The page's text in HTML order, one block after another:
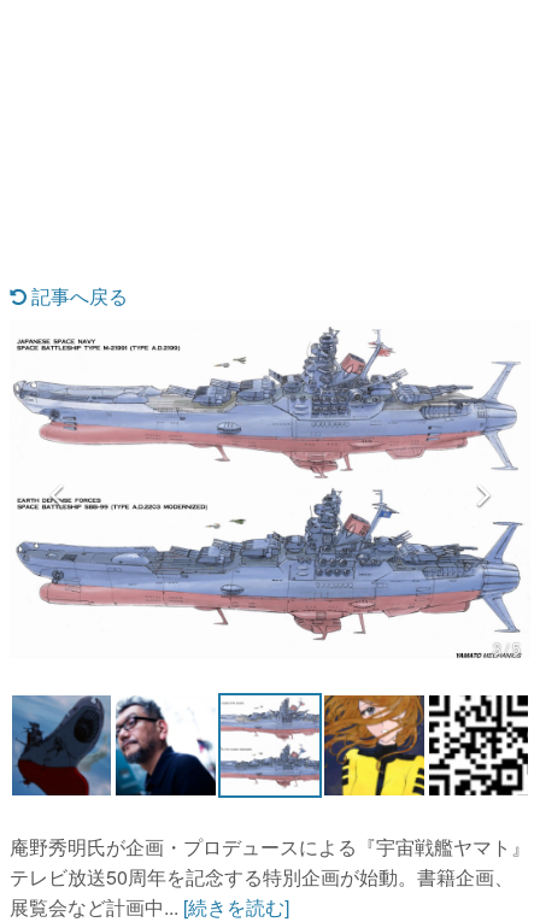
なんでゲームは面白い？
ゲーム開発者・hamatsu氏がゲームの魅力を画面や操作の
具体的な形から解き明かしていく、硬派で骨太な評論連載
です。
ゲームが変えた日本語
「経験値」「裏技」「ラスボス」… ゲームにまつわる言葉
の起源や用法の変遷を、コンピューター文化史研究家・タ
カテゴリ
特集記事
アプリレビュー
その他
電ファミニコゲーマーとは？
運営：株式会社マレ
記事へ戻る
3 / 5
庵野秀明氏が企画・プロデュースによる『宇宙戦艦ヤマト』
テレビ放送50周年を記念する特別企画が始動。書籍企画、
展覧会など計画中... [続きを読む]